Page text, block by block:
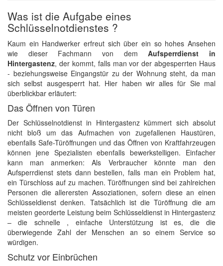
Was ist die Aufgabe eines
Schlüsselnotdienstes ?
Kaum ein Handwerker erfreut sich über ein so hohes Ansehen
wie dieser Fachmann von demAufsperrdienst in
Hintergastenz, der kommt, falls man vor der abgesperrten Haus
- beziehungsweise Eingangstür zu der Wohnung steht, da man
sich selbst ausgesperrt hat. Hier haben wir alles für Sie mal
überblickbar erläutert:
Das Öffnen von Türen
Der Schlüsselnotdienst in Hintergastenz kümmert sich absolut
nicht bloß um das Aufmachen von zugefallenen Haustüren,
ebenfalls Safe-Türöffnungen und das Öffnen von Kraftfahrzeugen
können jene Spezialisten ebenfalls bewerkstelligen. Einfacher
kann man anmerken: Als Verbraucher könnte man den
Aufsperrdienst stets dann bestellen, falls man ein Problem hat,
ein Türschloss auf zu machen. Türöffnungen sind bei zahlreichen
Personen die allerersten Assoziationen, sofern diese an einen
Schlüsseldienst denken. Tatsächlich ist die Türöffnung die am
meisten georderte Leistung beim Schlüsseldienst in Hintergastenz
– die schnelle , einfache Unterstützung ist es, die die
überwiegende Zahl der Menschen an so einem Service so
würdigen.
Schutz vor Einbrüchen